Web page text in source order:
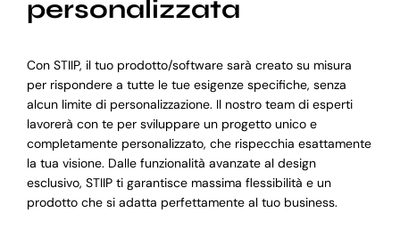
personalizzata
Con STIIP, il tuo prodotto/software sarà creato su misura
per rispondere a tutte le tue esigenze specifiche, senza
alcun limite di personalizzazione. Il nostro team di esperti
lavorerà con te per sviluppare un progetto unico e
completamente personalizzato, che rispecchia esattamente
la tua visione. Dalle funzionalità avanzate al design
esclusivo, STIIP ti garantisce massima flessibilità e un
prodotto che si adatta perfettamente al tuo business.